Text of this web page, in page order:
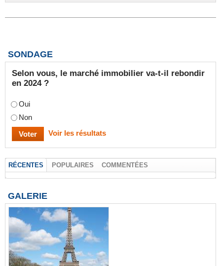
SONDAGE
Selon vous, le marché immobilier va-t-il rebondir
en 2024 ?
Oui
Non
Voir les résultats
RÉCENTES POPULAIRES COMMENTÉES
GALERIE